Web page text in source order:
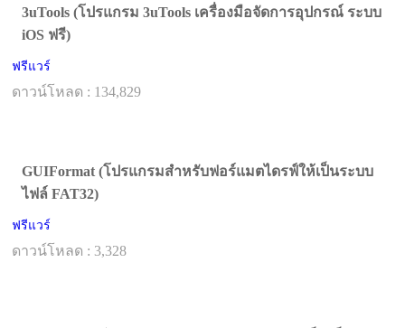
3uTools (โปรแกรม 3uTools เครื่องมือจัดการอุปกรณ์ ระบบ
iOS ฟรี)
ฟรีแวร์
ดาวน์โหลด : 134,829
GUIFormat (โปรแกรมสำหรับฟอร์แมตไดรฟ์ให้เป็นระบบ
ไฟล์ FAT32)
ฟรีแวร์
ดาวน์โหลด : 3,328